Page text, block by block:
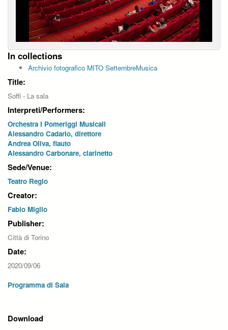
In collections
Archivio fotografico MITO SettembreMusica
Title:
Soffi - La sala
Interpreti/Performers:
Orchestra I Pomeriggi Musicali
Alessandro Cadario, direttore
Andrea Oliva, flauto
Alessandro Carbonare, clarinetto
Sede/Venue:
Teatro Regio
Creator:
Fabio Miglio
Publisher:
Città di Torino
Date:
2020/09/06
Programma di Sala
Download